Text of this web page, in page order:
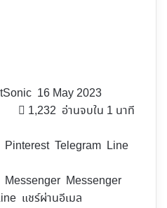
16 May 2023
1,232 อ่านจบใน 1 นาที
Pinterest Telegram Line
Messenger Messenger
แชร์ผ่านอีเมล